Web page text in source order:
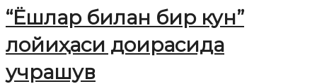
“Ёшлар билан бир кун”
лойиҳаси доирасида
учрашув